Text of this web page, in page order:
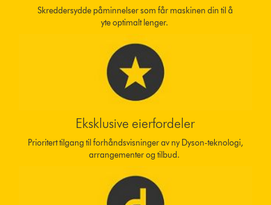
Skreddersydde påminnelser som får maskinen din til å
yte optimalt lenger.
Eksklusive eierfordeler
Prioritert tilgang til forhåndsvisninger av ny Dyson-teknologi,
arrangementer og tilbud.